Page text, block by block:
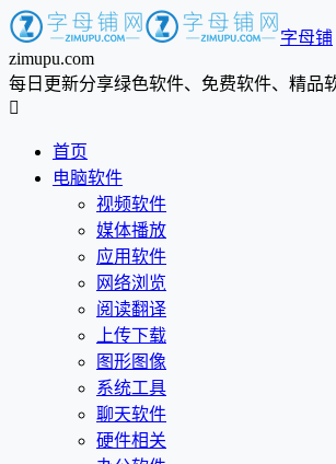
字母铺
zimupu.com
每日更新分享绿色软件、免费软件、精品

首页
电脑软件
视频软件
媒体播放
应用软件
网络浏览
阅读翻译
上传下载
图形图像
系统工具
聊天软件
硬件相关